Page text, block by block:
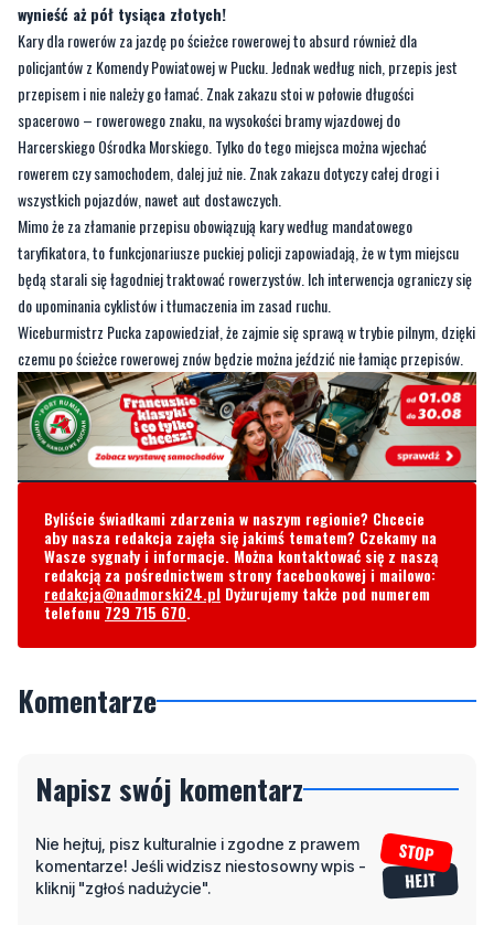
wynieść aż pół tysiąca złotych!
Kary dla rowerów za jazdę po ścieżce rowerowej to absurd również dla
policjantów z Komendy Powiatowej w Pucku. Jednak według nich, przepis jest
przepisem i nie należy go łamać. Znak zakazu stoi w połowie długości
spacerowo – rowerowego znaku, na wysokości bramy wjazdowej do
Harcerskiego Ośrodka Morskiego. Tylko do tego miejsca można wjechać
rowerem czy samochodem, dalej już nie. Znak zakazu dotyczy całej drogi i
wszystkich pojazdów, nawet aut dostawczych.
Mimo że za złamanie przepisu obowiązują kary według mandatowego
taryfikatora, to funkcjonariusze puckiej policji zapowiadają, że w tym miejscu
będą starali się łagodniej traktować rowerzystów. Ich interwencja ograniczy się
do upominania cyklistów i tłumaczenia im zasad ruchu.
Wiceburmistrz Pucka zapowiedział, że zajmie się sprawą w trybie pilnym, dzięki
czemu po ścieżce rowerowej znów będzie można jeździć nie łamiąc przepisów.
Byliście świadkami zdarzenia w naszym regionie? Chcecie
aby nasza redakcja zajęła się jakimś tematem? Czekamy na
Wasze sygnały i informacje. Można kontaktować się z naszą
redakcją za pośrednictwem strony facebookowej i mailowo:
redakcja@nadmorski24.pl Dyżurujemy także pod numerem
telefonu 729 715 670.
Komentarze
Napisz swój komentarz
Nie hejtuj, pisz kulturalnie i zgodne z prawem
komentarze! Jeśli widzisz niestosowny wpis -
kliknij "zgłoś nadużycie".